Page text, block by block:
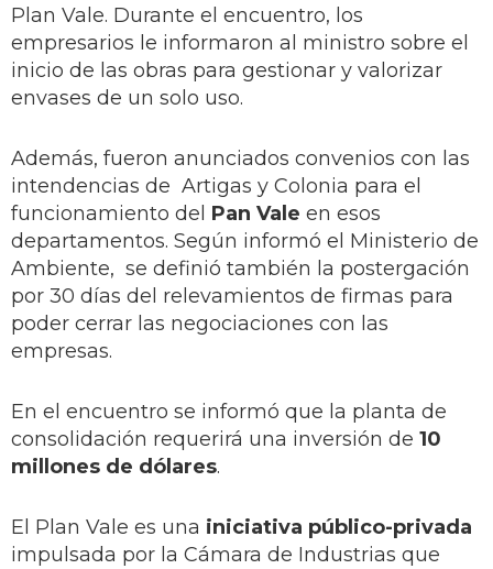
Plan Vale. Durante el encuentro, los
empresarios le informaron al ministro sobre el
inicio de las obras para gestionar y valorizar
envases de un solo uso.
Además, fueron anunciados convenios con las
intendencias de Artigas y Colonia para el
funcionamiento del Pan Vale en esos
departamentos. Según informó el Ministerio de
Ambiente, se definió también la postergación
por 30 días del relevamientos de firmas para
poder cerrar las negociaciones con las
empresas.
En el encuentro se informó que la planta de
consolidación requerirá una inversión de 10
millones de dólares.
El Plan Vale es una iniciativa público-privada
impulsada por la Cámara de Industrias que